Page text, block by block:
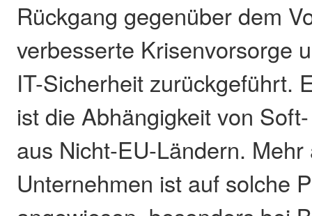
Rückgang gegenüber dem
verbesserte Krisenvorsorge
IT-Sicherheit zurückgeführt.
ist die Abhängigkeit von
aus Nicht-EU-Ländern.
Unternehmen ist auf solche